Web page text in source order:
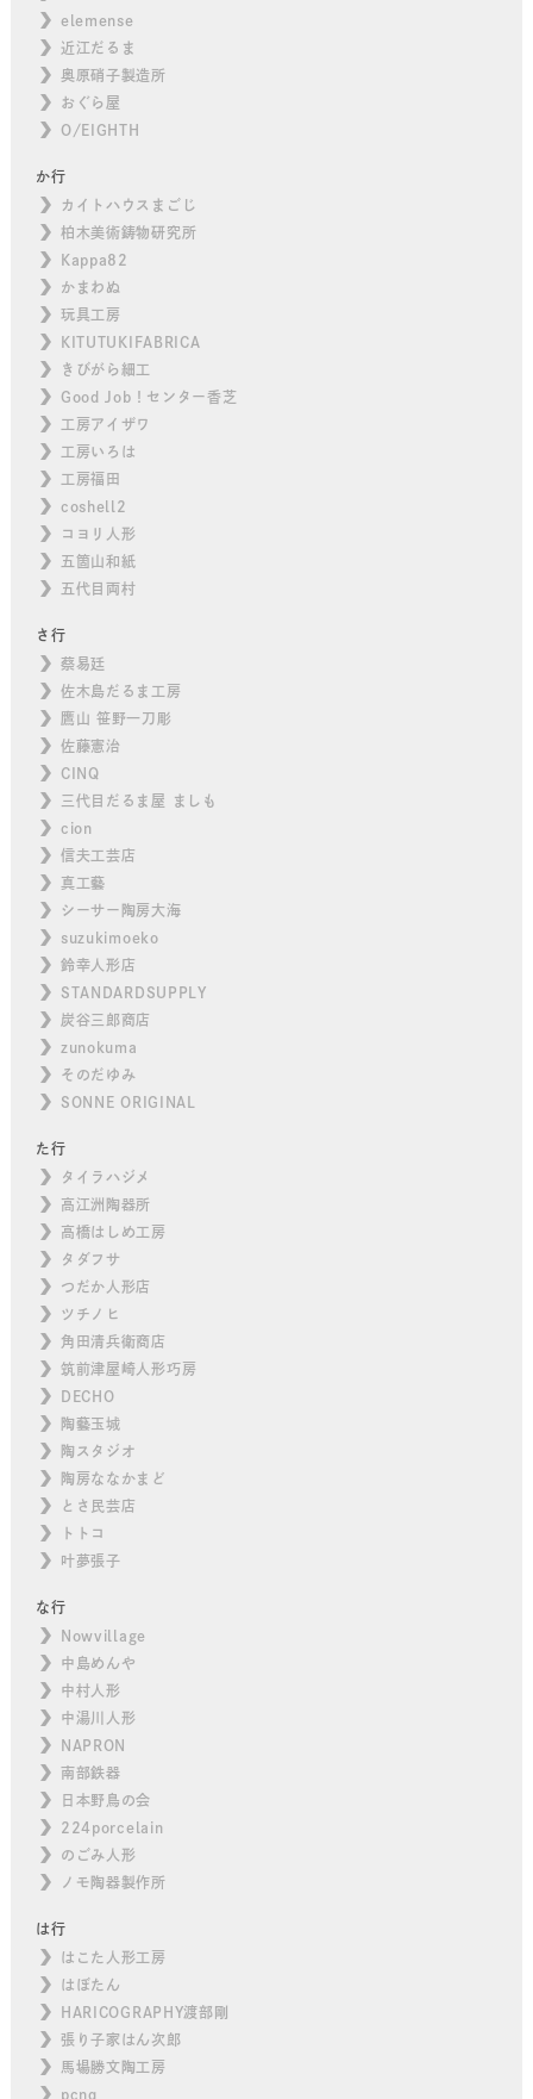
elemense
近江だるま
奥原硝子製造所
おぐら屋
O/EIGHTH
か行
カイトハウスまごじ
柏木美術鋳物研究所
Kappa82
かまわぬ
玩具工房
KITUTUKIFABRICA
きびがら細工
Good Job！センター香芝
工房アイザワ
工房いろは
工房福田
coshell2
コヨリ人形
五箇山和紙
五代目両村
さ行
蔡易廷
佐木島だるま工房
鷹山 笹野一刀彫
佐藤憲治
CINQ
三代目だるま屋 ましも
cion
信夫工芸店
真工藝
シーサー陶房大海
suzukimoeko
鈴幸人形店
STANDARDSUPPLY
炭谷三郎商店
zunokuma
そのだゆみ
SONNE ORIGINAL
た行
タイラハジメ
高江洲陶器所
高橋はしめ工房
タダフサ
つだか人形店
ツチノヒ
角田清兵衛商店
筑前津屋崎人形巧房
DECHO
陶藝玉城
陶スタジオ
陶房ななかまど
とさ民芸店
トトコ
叶夢張子
な行
Nowvillage
中島めんや
中村人形
中湯川人形
NAPRON
南部鉄器
日本野鳥の会
224porcelain
のごみ人形
ノモ陶器製作所
は行
はこた人形工房
はぼたん
HARICOGRAPHY渡部剛
張り子家はん次郎
馬場勝文陶工房
pcnq